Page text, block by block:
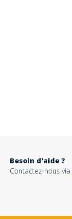
Besoin d'aide ?
Contactez-nous via